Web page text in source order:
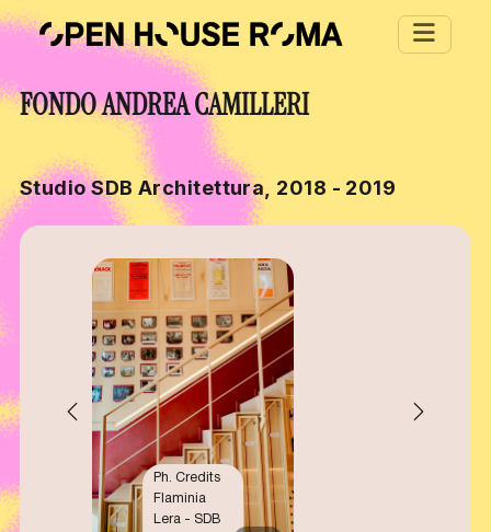
Salta al contenuto principale
FONDO ANDREA CAMILLERI
Studio SDB Architettura, 2018 - 2019
Ph. Credits
Flaminia
Lera - SDB